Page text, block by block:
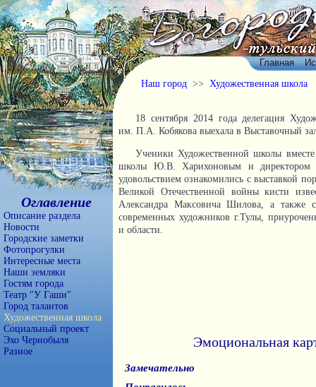
Оглавление
Описание раздела
Новости
Городские заметки
Фотопрогулки
Интересные места
Наши земляки
Гостям города
Театр "У Гаши"
Город талантов
Художественная школа
Социальный проект
Эхо Чернобыля
Разное
Главная
Наш город >> Художественная школа
18 сентября 2014 года делегация
им. П.А. Кобякова выехала в Выставочный
Ученики Художественной школы вместе
школы Ю.В. Харихоновым и
удовольствием ознакомились с выставкой
Великой Отечественной войны кисти
Александра Максовича Шилова, а также с
современных художников г.Тулы,
и области.
Эмоциональная
Замечательно